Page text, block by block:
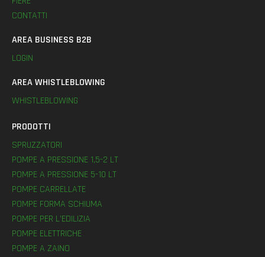
CONTATTI
AREA BUSINESS B2B
LOGIN
AREA WHISTLEBLOWING
WHISTLEBLOWING
PRODOTTI
SPRUZZATORI
POMPE A PRESSIONE 1,5-2 LT
POMPE A PRESSIONE 5-10 LT
POMPE CARRELLATE
POMPE FORMA SCHIUMA
POMPE PER L’EDILIZIA
POMPE ELETTRICHE
POMPE A ZAINO